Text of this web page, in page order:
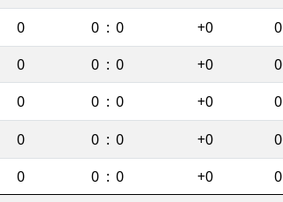
0 0 : 0 +0
0
0 0 : 0 +0
0
0 0 : 0 +0
0
0 0 : 0 +0
0
0 0 : 0 +0
0